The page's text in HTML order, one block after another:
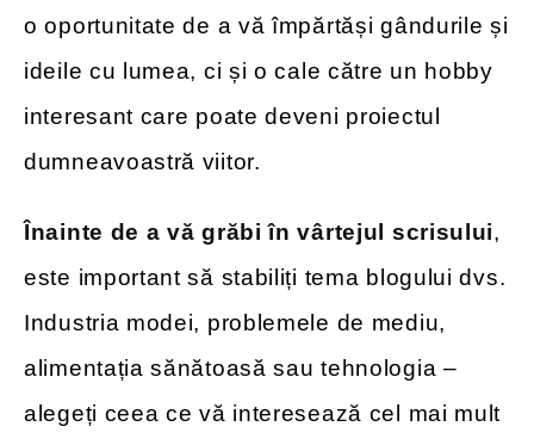
o oportunitate de a vă împărtăși gândurile și
ideile cu lumea, ci și o cale către un hobby
interesant care poate deveni proiectul
dumneavoastră viitor.
Înainte de a vă grăbi în vârtejul scrisului,
este important să stabiliți tema blogului dvs.
Industria modei, problemele de mediu,
alimentația sănătoasă sau tehnologia –
alegeți ceea ce vă interesează cel mai mult